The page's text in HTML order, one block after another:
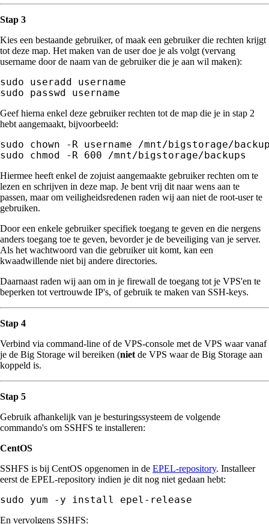
Stap 3
Kies een bestaande gebruiker, of maak een gebruiker die rechten krijgt
tot deze map. Het maken van de user doe je als volgt (vervang
username door de naam van de gebruiker die je aan wil maken):
sudo useradd username
sudo passwd username
Geef hierna enkel deze gebruiker rechten tot de map die je in stap 2
hebt aangemaakt, bijvoorbeeld:
sudo chown -R username /mnt/bigstorage/
sudo chmod -R 600 /mnt/bigstorage/backups
Hiermee heeft enkel de zojuist aangemaakte gebruiker rechten om te
lezen en schrijven in deze map. Je bent vrij dit naar wens aan te
passen, maar om veiligheidsredenen raden wij aan niet de root-user te
gebruiken.
Door een enkele gebruiker specifiek toegang te geven en die nergens
anders toegang toe te geven, bevorder je de beveiliging van je server.
Als het wachtwoord van die gebruiker uit komt, kan een
kwaadwillende niet bij andere directories.
Daarnaast raden wij aan om in je firewall de toegang tot je VPS'en te
beperken tot vertrouwde IP's, of gebruik te maken van SSH-keys.
Stap 4
Verbind via command-line of de VPS-console met de VPS waar vanaf
je de Big Storage wil bereiken (niet de VPS waar de Big Storage aan
koppeld is.
Stap 5
Gebruik afhankelijk van je besturingssysteem de volgende
commando's om SSHFS te installeren:
CentOS
SSHFS is bij CentOS opgenomen in de EPEL-repository. Installeer
eerst de EPEL-repository indien je dit nog niet gedaan hebt:
sudo yum -y install epel-release
En vervolgens SSHFS: